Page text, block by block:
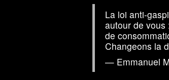
La loi anti-
autour de vous
de
Changeons la
— Emmanuel